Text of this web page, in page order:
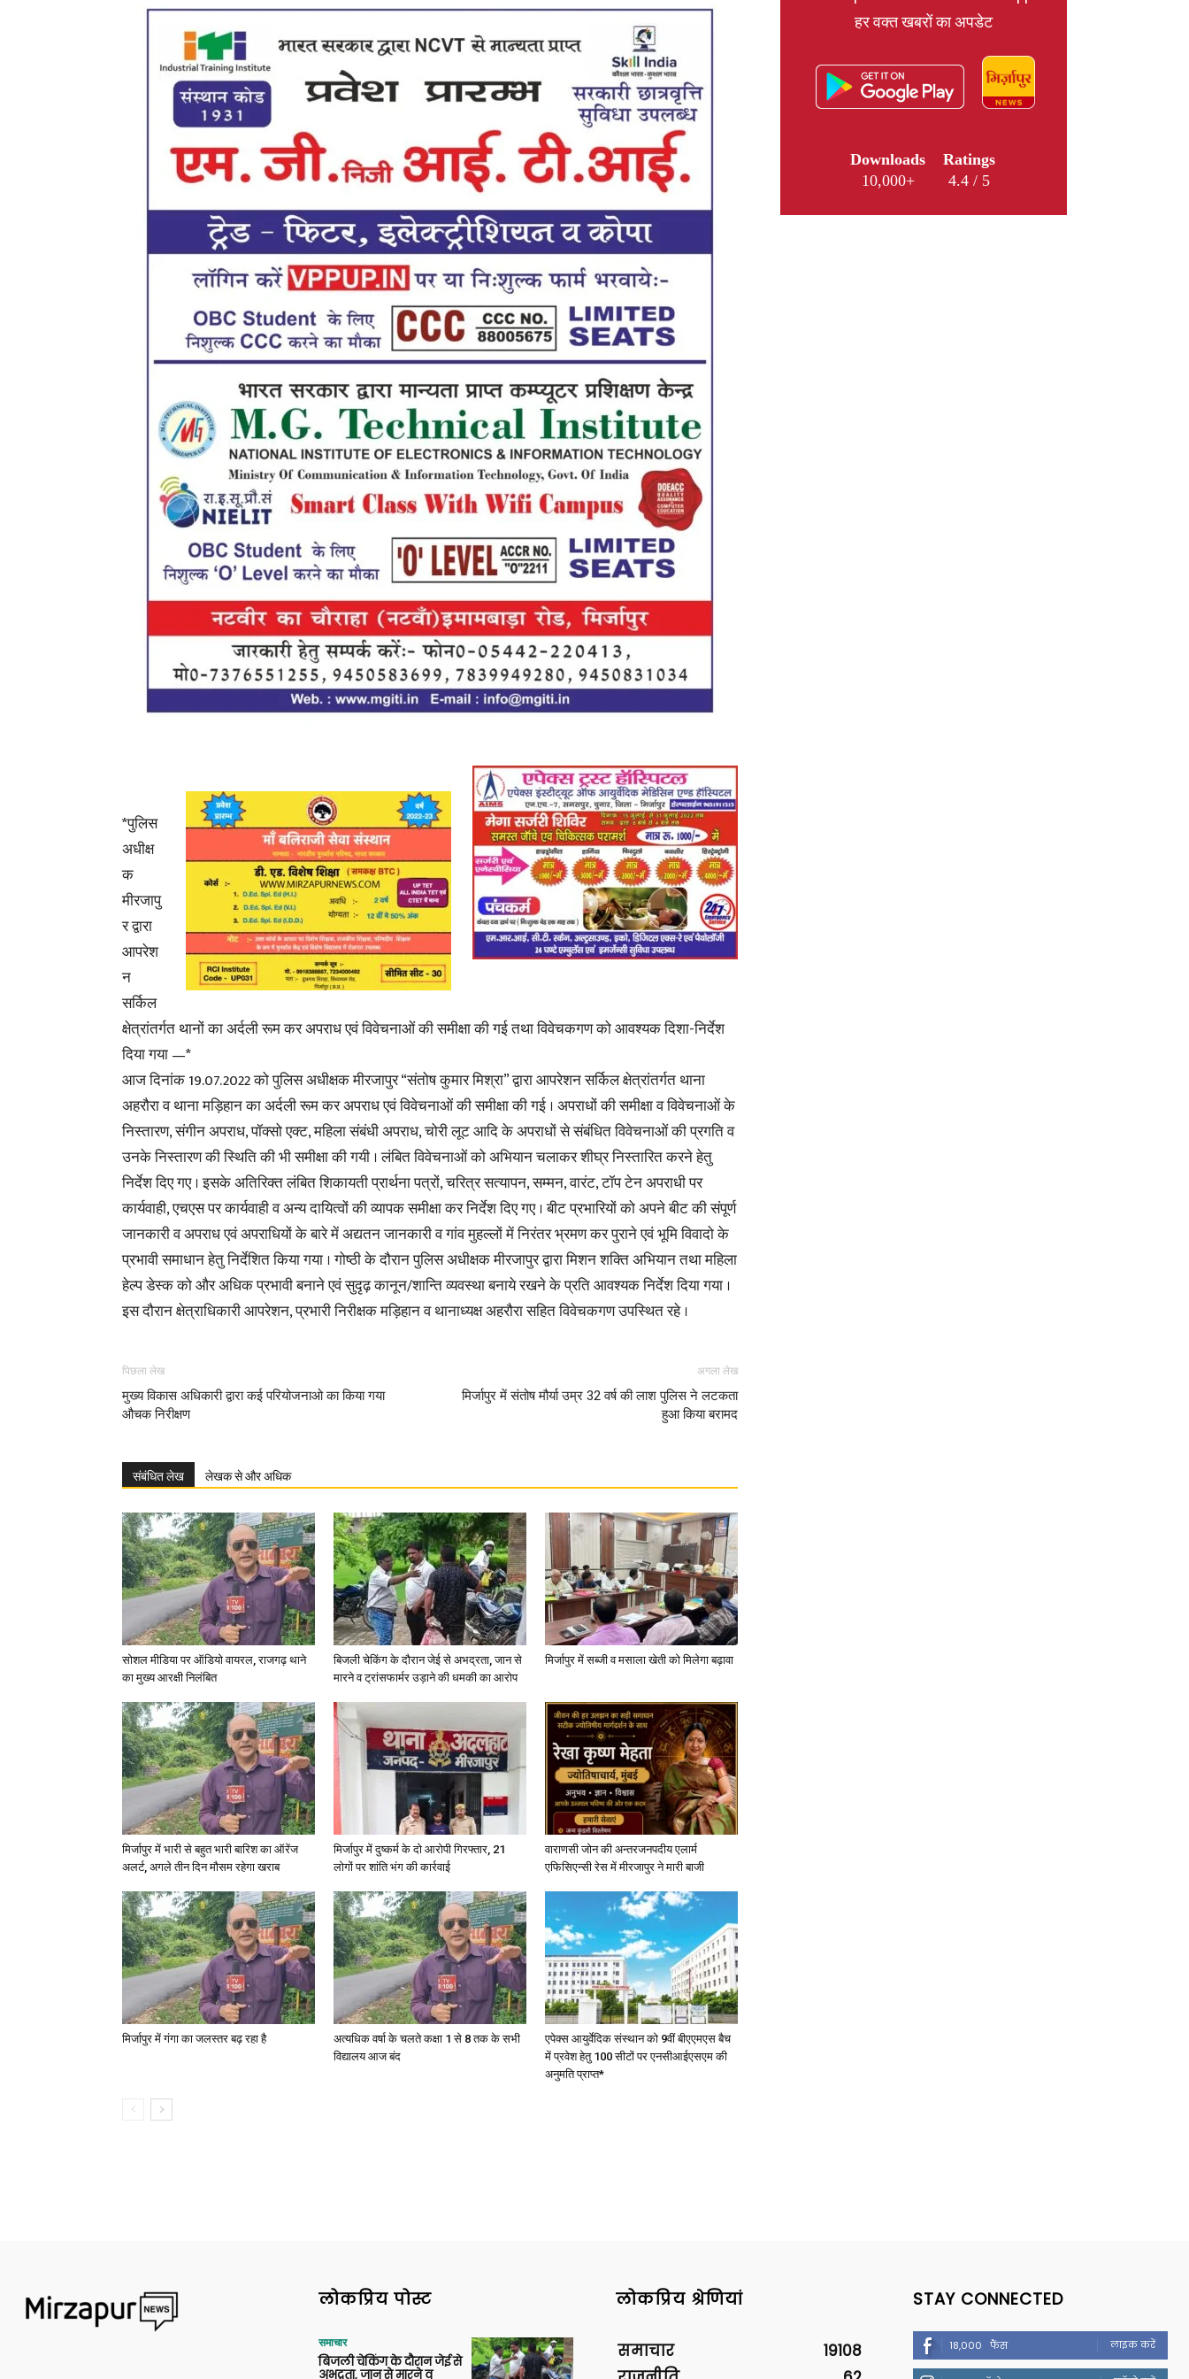
News,
Latest
News
in
Hindi,
Today
Hindi
News
Paper
*पुलिस
अधीक्ष
क
मीरजापु
र द्वारा
आपरेश
न
सर्किल
क्षेत्रांतर्गत थानों का अर्दली रूम कर अपराध एवं विवेचनाओं की समीक्षा की गई तथा विवेचकगण को आवश्यक दिशा-निर्देश
दिया गया —*
आज दिनांक 19.07.2022 को पुलिस अधीक्षक मीरजापुर “संतोष कुमार मिश्रा” द्वारा आपरेशन सर्किल क्षेत्रांतर्गत थाना
अहरौरा व थाना मड़िहान का अर्दली रूम कर अपराध एवं विवेचनाओं की समीक्षा की गई । अपराधों की समीक्षा व विवेचनाओं के
निस्तारण, संगीन अपराध, पॉक्सो एक्ट, महिला संबंधी अपराध, चोरी लूट आदि के अपराधों से संबंधित विवेचनाओं की प्रगति व
उनके निस्तारण की स्थिति की भी समीक्षा की गयी । लंबित विवेचनाओं को अभियान चलाकर शीघ्र निस्तारित करने हेतु
निर्देश दिए गए । इसके अतिरिक्त लंबित शिकायती प्रार्थना पत्रों, चरित्र सत्यापन, सम्मन, वारंट, टॉप टेन अपराधी पर
कार्यवाही, एचएस पर कार्यवाही व अन्य दायित्वों की व्यापक समीक्षा कर निर्देश दिए गए । बीट प्रभारियों को अपने बीट की संपूर्ण
जानकारी व अपराध एवं अपराधियों के बारे में अद्यतन जानकारी व गांव मुहल्लों में निरंतर भ्रमण कर पुराने एवं भूमि विवादो के
प्रभावी समाधान हेतु निर्देशित किया गया । गोष्ठी के दौरान पुलिस अधीक्षक मीरजापुर द्वारा मिशन शक्ति अभियान तथा महिला
हेल्प डेस्क को और अधिक प्रभावी बनाने एवं सुदृढ़ कानून/शान्ति व्यवस्था बनाये रखने के प्रति आवश्यक निर्देश दिया गया ।
इस दौरान क्षेत्राधिकारी आपरेशन, प्रभारी निरीक्षक मड़िहान व थानाध्यक्ष अहरौरा सहित विवेचकगण उपस्थित रहे ।
पिछला लेख
मुख्य विकास अधिकारी द्वारा कई परियोजनाओ का किया गया
औचक निरीक्षण
अगला लेख
मिर्जापुर में संतोष मौर्या उम्र 32 वर्ष की लाश पुलिस ने लटकता
हुआ किया बरामद
संबंधित लेख लेखक से और अधिक
सोशल मीडिया पर ऑडियो वायरल, राजगढ़ थाने
का मुख्य आरक्षी निलंबित
बिजली चेकिंग के दौरान जेई से अभद्रता, जान से
मारने व ट्रांसफार्मर उड़ाने की धमकी का आरोप
मिर्जापुर में सब्जी व मसाला खेती को मिलेगा बढ़ावा
मिर्जापुर में भारी से बहुत भारी बारिश का ऑरेंज
अलर्ट, अगले तीन दिन मौसम रहेगा खराब
मिर्जापुर में दुष्कर्म के दो आरोपी गिरफ्तार, 21
लोगों पर शांति भंग की कार्रवाई
वाराणसी जोन की अन्तरजनपदीय एलार्म
एफिसिएन्सी रेस में मीरजापुर ने मारी बाजी
मिर्जापुर में गंगा का जलस्तर बढ़ रहा है
अत्यधिक वर्षा के चलते कक्षा 1 से 8 तक के सभी
विद्यालय आज बंद
एपेक्स आयुर्वेदिक संस्थान को 9वीं बीएएमएस बैच
में प्रवेश हेतु 100 सीटों पर एनसीआईएसएम की
अनुमति प्राप्त*
हर वक्त खबरों का अपडेट
Downloads
10,000+
Ratings
4.4 / 5
लोकप्रिय पोस्ट
समाचार
बिजली चेकिंग के दौरान जेई से
अभद्रता, जान से मारने व
लोकप्रिय श्रेणियां
समाचार
19108
STAY CONNECTED
18,000 फैंस लाइक करें